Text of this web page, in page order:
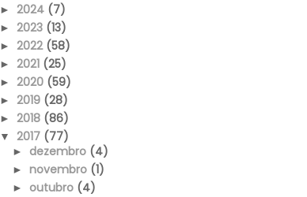
► 2024 (7)
► 2023 (13)
► 2022 (58)
► 2021 (25)
► 2020 (59)
► 2019 (28)
► 2018 (86)
▼ 2017 (77)
► dezembro (4)
►novembro (1)
► outubro (4)